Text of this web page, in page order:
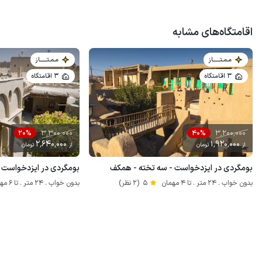
اقامتگاه‌های مشابه
مـمـتــــــاز
3 اقامتگاه
3٬200٬000 40%
از 1٬920٬000 تومان
بومگردی در ایزدخواست - سه تخته - همکف
بدون خواب . 24 متر . تا 4 مهمان 5 (2 نظر)
مـمـتــــــاز
3 اقامتگاه
3٬300٬000 20%
از 2٬640٬000تومان
بومگردی در
بدون خواب . 24 متر . تا 6 مهمان